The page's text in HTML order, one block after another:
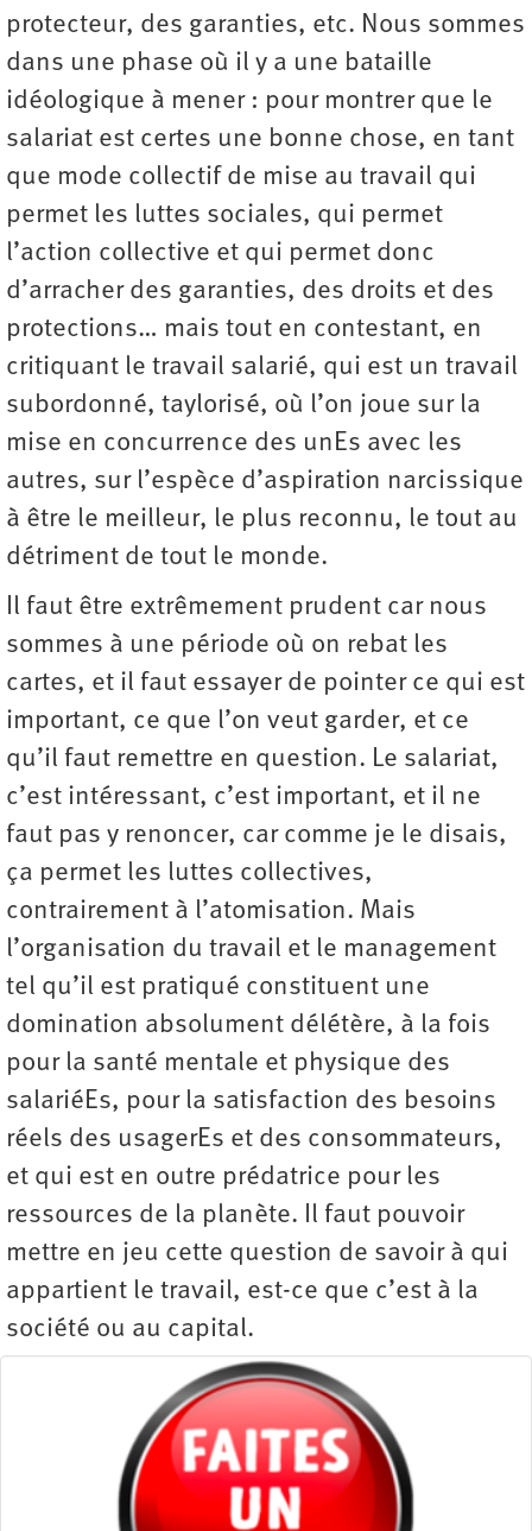
protecteur, des garanties, etc. Nous sommes
dans une phase où il y a une bataille
idéologique à mener : pour montrer que le
salariat est certes une bonne chose, en tant
que mode collectif de mise au travail qui
permet les luttes sociales, qui permet
l’action collective et qui permet donc
d’arracher des garanties, des droits et des
protections… mais tout en contestant, en
critiquant le travail salarié, qui est un travail
subordonné, taylorisé, où l’on joue sur la
mise en concurrence des unEs avec les
autres, sur l’espèce d’aspiration narcissique
à être le meilleur, le plus reconnu, le tout au
détriment de tout le monde.
Il faut être extrêmement prudent car nous
sommes à une période où on rebat les
cartes, et il faut essayer de pointer ce qui est
important, ce que l’on veut garder, et ce
qu’il faut remettre en question. Le salariat,
c’est intéressant, c’est important, et il ne
faut pas y renoncer, car comme je le disais,
ça permet les luttes collectives,
contrairement à l’atomisation. Mais
l’organisation du travail et le management
tel qu’il est pratiqué constituent une
domination absolument délétère, à la fois
pour la santé mentale et physique des
salariéEs, pour la satisfaction des besoins
réels des usagerEs et des consommateurs,
et qui est en outre prédatrice pour les
ressources de la planète. Il faut pouvoir
mettre en jeu cette question de savoir à qui
appartient le travail, est-ce que c’est à la
société ou au capital.